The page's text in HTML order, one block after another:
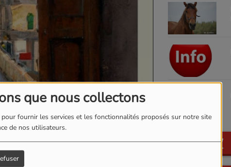
que nous collectons
fournir les services et les fonctionnalités proposés sur notre site
de nos utilisateurs.
PARTICIPEZ